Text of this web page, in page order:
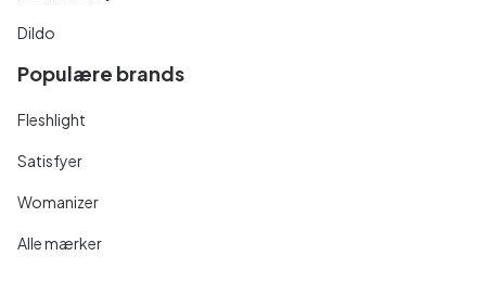
Dildo
Populære brands
Fleshlight
Satisfyer
Womanizer
Alle mærker